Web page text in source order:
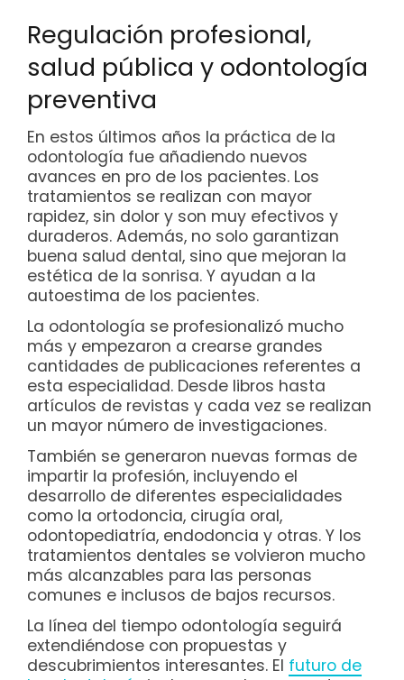
Regulación profesional,
salud pública y odontología
preventiva
En estos últimos años la práctica de la
odontología fue añadiendo nuevos
avances en pro de los pacientes. Los
tratamientos se realizan con mayor
rapidez, sin dolor y son muy efectivos y
duraderos. Además, no solo garantizan
buena salud dental, sino que mejoran la
estética de la sonrisa. Y ayudan a la
autoestima de los pacientes.
La odontología se profesionalizó mucho
más y empezaron a crearse grandes
cantidades de publicaciones referentes a
esta especialidad. Desde libros hasta
artículos de revistas y cada vez se realizan
un mayor número de investigaciones.
También se generaron nuevas formas de
impartir la profesión, incluyendo el
desarrollo de diferentes especialidades
como la ortodoncia, cirugía oral,
odontopediatría, endodoncia y otras. Y los
tratamientos dentales se volvieron mucho
más alcanzables para las personas
comunes e inclusos de bajos recursos.
La línea del tiempo odontología seguirá
extendiéndose con propuestas y
descubrimientos interesantes. El futuro de